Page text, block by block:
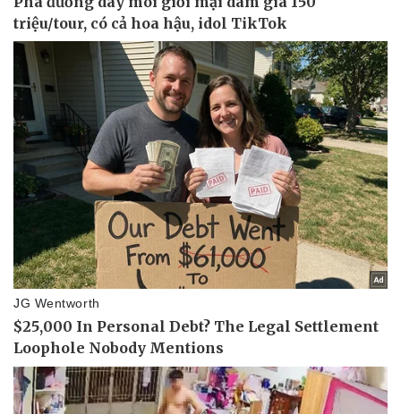
Thể thao
Bóng đá
Lịch thi đấu bóng đá
Thế giới thể thao
eSports
Hậu trường
Ô tô - Xe máy
Tư vấn